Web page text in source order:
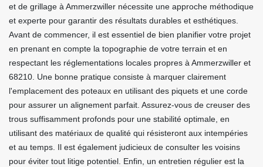
et de grillage à Ammerzwiller nécessite une approche méthodique
et experte pour garantir des résultats durables et esthétiques.
Avant de commencer, il est essentiel de bien planifier votre projet
en prenant en compte la topographie de votre terrain et en
respectant les réglementations locales propres à Ammerzwiller et
68210. Une bonne pratique consiste à marquer clairement
l'emplacement des poteaux en utilisant des piquets et une corde
pour assurer un alignement parfait. Assurez-vous de creuser des
trous suffisamment profonds pour une stabilité optimale, en
utilisant des matériaux de qualité qui résisteront aux intempéries
et au temps. Il est également judicieux de consulter les voisins
pour éviter tout litige potentiel. Enfin, un entretien régulier est la